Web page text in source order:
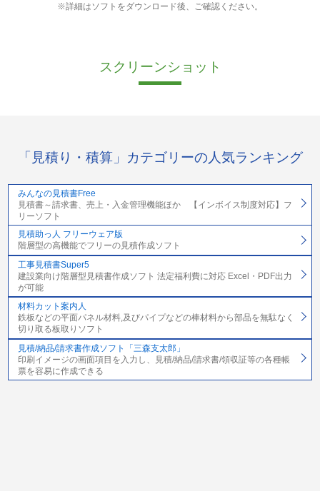
※詳細はソフトをダウンロード後、ご確認ください。
スクリーンショット
「見積り・積算」カテゴリーの人気ランキング
みんなの見積書Free
見積書～請求書、売上・入金管理機能ほか 【インボイス制度対応】フ
リーソフト
見積助っ人 フリーウェア版
階層型の高機能でフリーの見積作成ソフト
工事見積書Super5
建設業向け階層型見積書作成ソフト 法定福利費に対応 Excel・PDF出力
が可能
材料カット案内人
鉄板などの平面パネル材料,及びパイプなどの棒材料から部品を無駄なく
切り取る板取りソフト
見積/納品/請求書作成ソフト「三森支太郎」
印刷イメージの画面項目を入力し、見積/納品/請求書/領収証等の各種帳
票を容易に作成できる